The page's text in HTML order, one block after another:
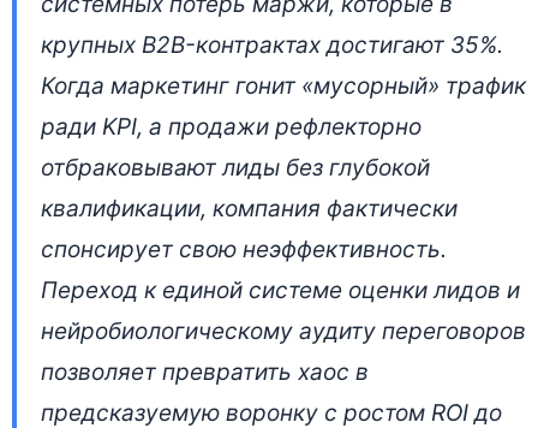
28 апреля 2026 • 👁 5 575 прочтений
крупных B2B-контрактах достигают 35%.
Когда маркетинг гонит «мусорный» трафик
ради KPI, а продажи рефлекторно
отбраковывают лиды без глубокой
квалификации, компания фактически
спонсирует свою неэффективность.
Переход к единой системе оценки лидов и
нейробиологическому аудиту переговоров
позволяет превратить хаос в
предсказуемую воронку с ростом ROI до